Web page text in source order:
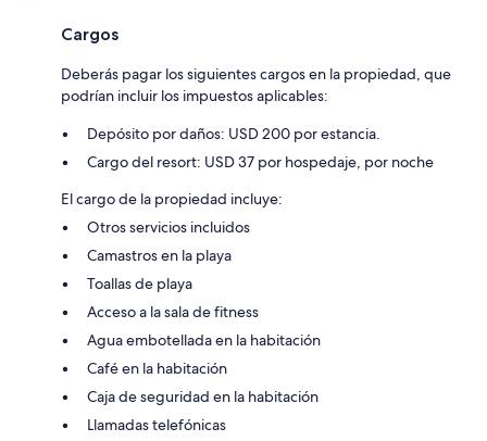
Cargos
Deberás pagar los siguientes cargos en la propiedad, que
podrían incluir los impuestos aplicables:
Depósito por daños: USD 200 por estancia.
Cargo del resort: USD 37 por hospedaje, por noche
El cargo de la propiedad incluye:
Otros servicios incluidos
Camastros en la playa
Toallas de playa
Acceso a la sala de fitness
Agua embotellada en la habitación
Café en la habitación
Caja de seguridad en la habitación
Llamadas telefónicas